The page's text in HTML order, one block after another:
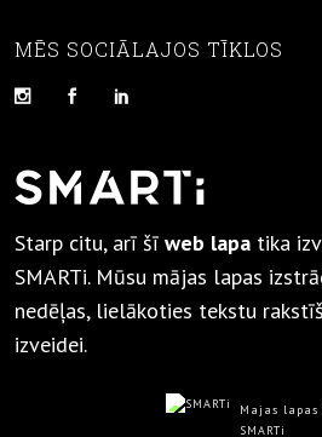
MĒS SOCIĀLAJOS TĪKLOS
Starp citu, arī šī web lapa tika
SMARTi. Mūsu mājas lapas
nedēļas, lielākoties tekstu
izveidei.
Majas
SMARTi